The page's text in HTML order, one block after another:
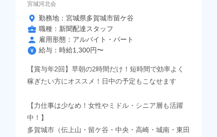
宮城河北会
勤務地：宮城県多賀城市留ケ谷
職種：新聞配達スタッフ
雇用形態：アルバイト・パート
給与：時給1,300円〜
【賞与年2回】早朝の2時間だけ！短時間で効率よく
稼ぎたい方にオススメ！日中の予定もこなせます
【力仕事は少なめ！女性やミドル・シニア層も活躍
中！】
多賀城市（伝上山・留ケ谷・中央・高崎・城南・東田